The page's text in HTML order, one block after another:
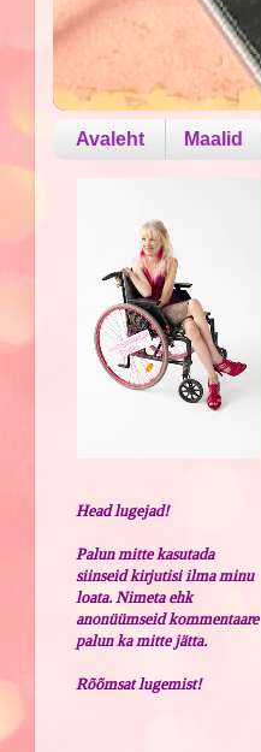
Avaleht Maalid
Head lugejad!
Palun mitte kasutada
siinseid kirjutisi ilma minu
loata. Nimeta ehk
anonüümseid kommentaare
palun ka mitte jätta.
Rõõmsat lugemist!